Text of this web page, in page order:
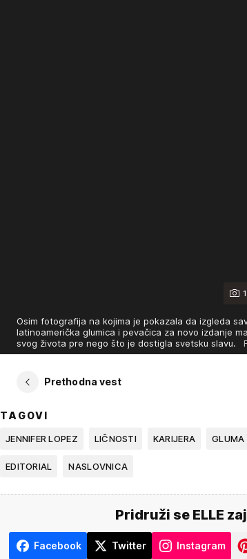
Osim fotografija na kojima je pokazala da izgleda
latinoamerička glumica i pevačica za novo izdanje
svog života pre nego što je dostigla svetsku slavu.
Prethodna vest
TAGOVI
JENNIFER LOPEZ LIČNOSTI KARIJERA GLUMA
EDITORIAL NASLOVNICA
Pridruži se ELLE
Facebook Twitter Instagram